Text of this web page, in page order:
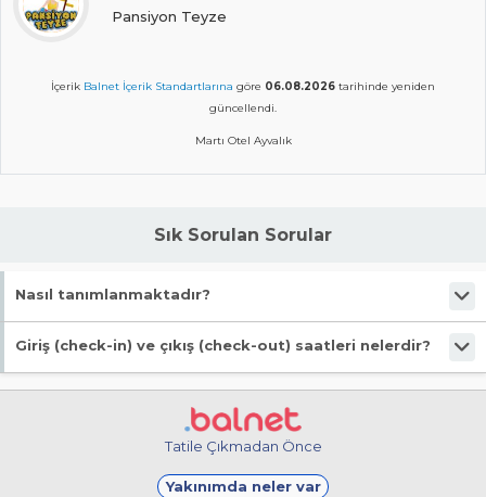
Pansiyon Teyze
İçerik Balnet İçerik Standartlarına göre 06.08.2026 tarihinde yeniden
güncellendi.
Martı Otel Ayvalık
Sık Sorulan Sorular
Nasıl tanımlanmaktadır?
Tesis Butik Otel statüsündedir. Öne çıkan özellikleri "Evcil Hayvan
Giriş (check-in) ve çıkış (check-out) saatleri nelerdir?
Giriş en erken 14:00, çıkış en geç 13:00 saatindedir.
Tatile Çıkmadan Önce
Yakınımda neler var